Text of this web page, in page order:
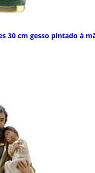
30 cm gesso pintado à